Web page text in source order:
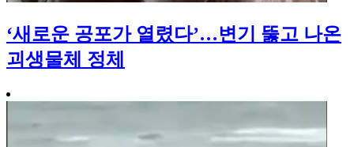
‘새로운 공포가 열렸다’…변기 뚫고 나온
괴생물체 정체